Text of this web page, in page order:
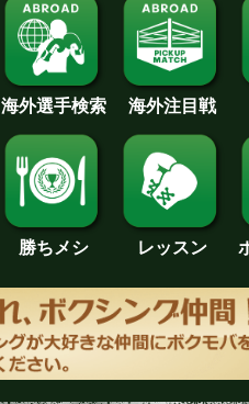
海外選手検索 海外注目戦
勝ちメシ レッスン